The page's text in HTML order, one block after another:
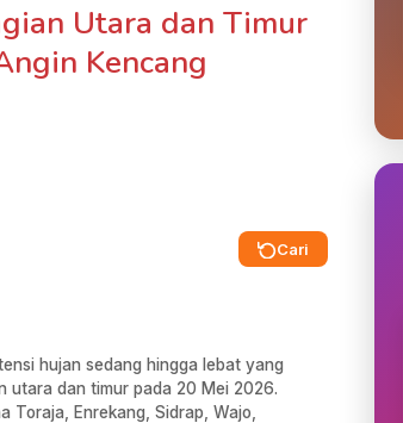
Utara dan Timur
Kencang
Cari
hujan sedang hingga lebat yang
utara dan timur pada 20 Mei 2026.
Toraja, Enrekang, Sidrap, Wajo,